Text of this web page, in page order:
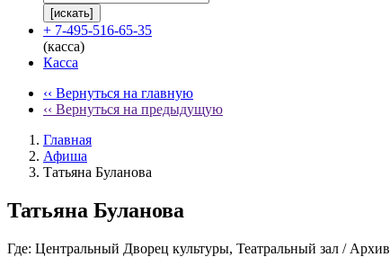
[искать]
+ 7-495-516-65-35
(касса)
Касса
‹‹ Вернуться на главную
‹‹ Вернуться на предыдущую
Главная
Афиша
Татьяна Буланова
Татьяна Буланова
Где: Центральный Дворец культуры, Театральный зал / Архив